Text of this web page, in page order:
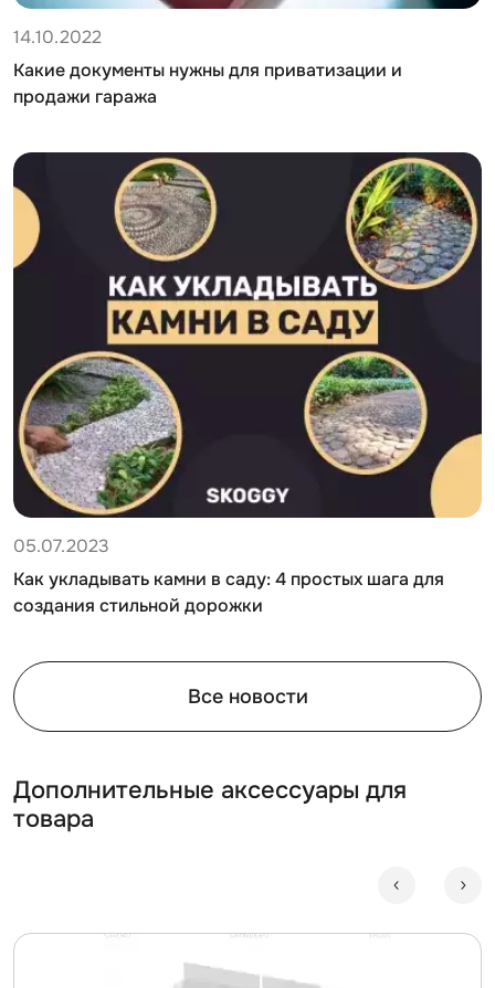
14.10.2022
Какие документы нужны для приватизации и
продажи гаража
05.07.2023
Как укладывать камни в саду: 4 простых шага для
создания стильной дорожки
Все новости
Дополнительные аксессуары для
товара